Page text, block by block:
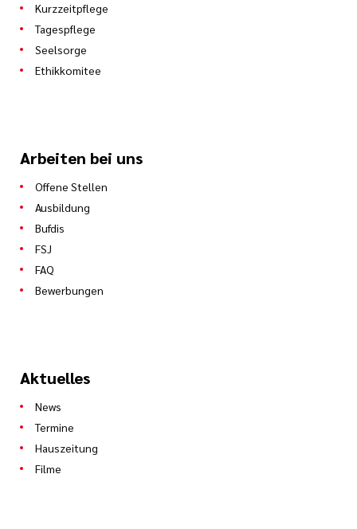
Kurzzeitpflege
Tagespflege
Seelsorge
Ethikkomitee
Arbeiten bei uns
Offene Stellen
Ausbildung
Bufdis
FSJ
FAQ
Bewerbungen
Aktuelles
News
Termine
Hauszeitung
Filme